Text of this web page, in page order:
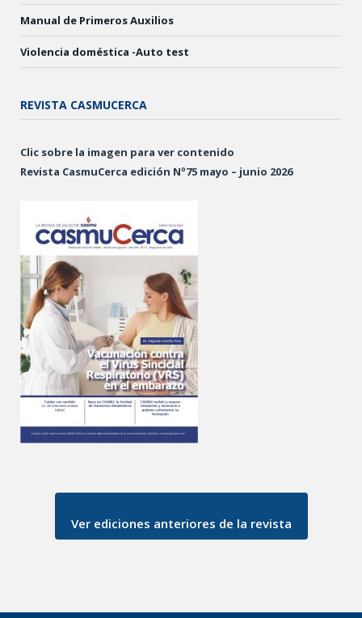
Manual de Primeros Auxilios
Violencia doméstica -Auto test
REVISTA CASMUCERCA
Clic sobre la imagen para ver contenido
Revista CasmuCerca edición Nº75 mayo – junio 2026
Ver ediciones anteriores de la revista